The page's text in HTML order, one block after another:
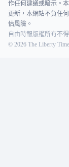
作任何建議或暗示。
更新，本網站不負任
估風險。
自由時報版權所有不
© 2026 The Liberty